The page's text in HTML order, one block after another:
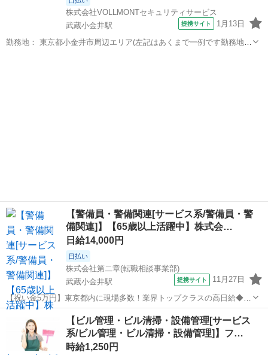
株式会社VOLLMONTセキュリティサービス
武蔵小金井駅
提携サイト 1月13日
勤務地： 東京都小金井市周辺エリア(左記はあくまで一例です勤務地多
【警備員・警備関連[サービス系/警備員・警
備関連]】【65歳以上活躍中】株式会…
日給14,000円
日払い
株式会社第二章(転職相談事業部)
武蔵小金井駅
提携サイト 11月27日
【祝い金5万円】東京都内に現場多数！業界トップクラスの高日給◆履
歴書不要◆日払いOK ＼シフトの融通、お任せください！！／ 働きや
すさのPOINTは… ★業界最高水準！高日給で効率よく稼げます！ ★履
歴書不要の面接！服装自...
小金井市 武蔵小金井駅 警備員
【ビル管理・ビル清掃・設備管理[サービス
系/ビル管理・ビル清掃・設備管理]】フ…
時給1,250円